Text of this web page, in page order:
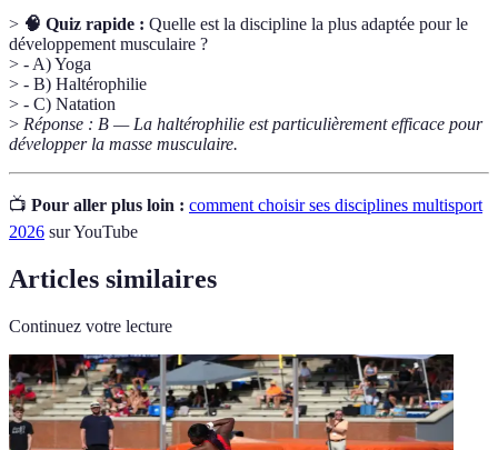
> 🧠 Quiz rapide : Quelle est la discipline la plus adaptée pour le
développement musculaire ?
> - A) Yoga
> - B) Haltérophilie
> - C) Natation
> Réponse : B — La haltérophilie est particulièrement efficace pour
développer la masse musculaire.
📺 Pour aller plus loin : comment choisir ses disciplines multisport
2026 sur YouTube
Articles similaires
Continuez votre lecture